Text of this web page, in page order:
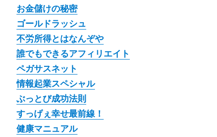
お金儲けの秘密
ゴールドラッシュ
不労所得とはなんぞや
誰でもできるアフィリエイト
ペガサスネット
情報起業スペシャル
ぶっとび成功法則
すっげぇ幸せ最前線！
健康マニュアル